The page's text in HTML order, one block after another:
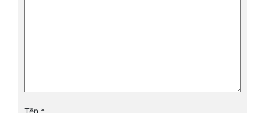
Tên *